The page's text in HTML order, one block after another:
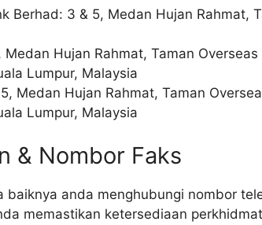
Berhad: 3 & 5, Medan Hujan Rahmat,
Medan Hujan Rahmat, Taman
Lumpur, Malaysia
Medan Hujan Rahmat, Taman
Lumpur, Malaysia
& Nombor Faks
baiknya anda menghubungi nombor
memastikan ketersediaan